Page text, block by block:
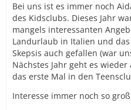
Bei uns ist es immer noch
des Kidsclubs. Dieses Jahr
mangels interessanten
Landurlaub in Italien und
Skepsis auch gefallen (war
Nächstes Jahr geht es
das erste Mal in den
Interesse immer noch so